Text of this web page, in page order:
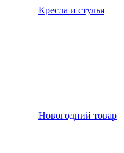
Кресла и стулья
Новогодний товар